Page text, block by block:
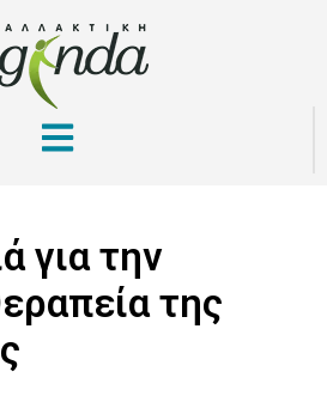
για την
της